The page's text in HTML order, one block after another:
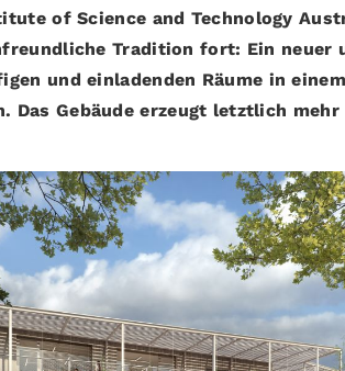
of Science and Technology
Tradition fort: Ein neuer
und einladenden Räume in
Das Gebäude erzeugt letztlich